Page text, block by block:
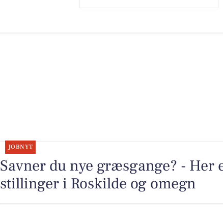
JOBNYT
Savner du nye græsgange? - Her
stillinger i Roskilde og omegn